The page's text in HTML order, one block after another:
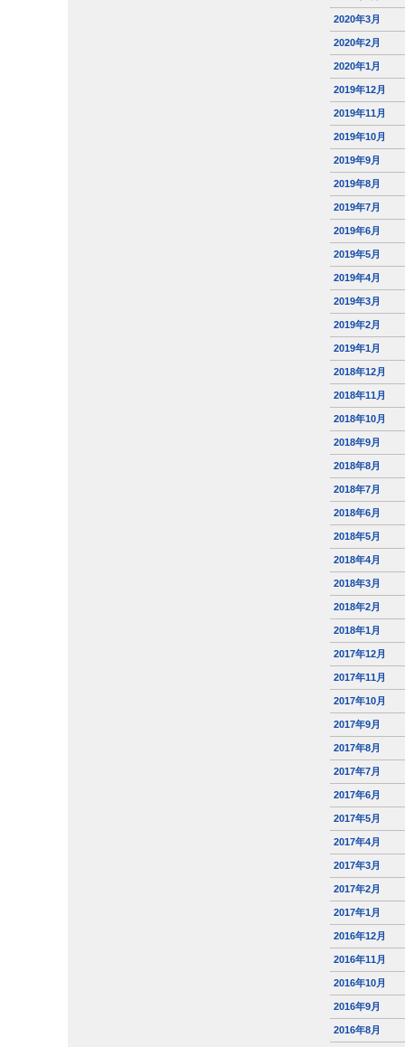
2020年3月
2020年2月
2020年1月
2019年12月
2019年11月
2019年10月
2019年9月
2019年8月
2019年7月
2019年6月
2019年5月
2019年4月
2019年3月
2019年2月
2019年1月
2018年12月
2018年11月
2018年10月
2018年9月
2018年8月
2018年7月
2018年6月
2018年5月
2018年4月
2018年3月
2018年2月
2018年1月
2017年12月
2017年11月
2017年10月
2017年9月
2017年8月
2017年7月
2017年6月
2017年5月
2017年4月
2017年3月
2017年2月
2017年1月
2016年12月
2016年11月
2016年10月
2016年9月
2016年8月